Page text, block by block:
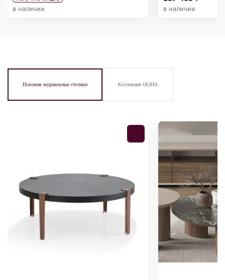
в наличии в наличии
Похожие журнальные столики Коллекция OLBIA